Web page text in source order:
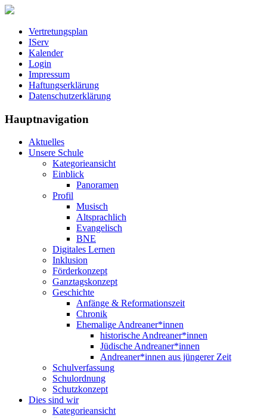
Vertretungsplan
IServ
Kalender
Login
Impressum
Haftungserklärung
Datenschutzerklärung
Hauptnavigation
Aktuelles
Unsere Schule
Kategorieansicht
Einblick
Panoramen
Profil
Musisch
Altsprachlich
Evangelisch
BNE
Digitales Lernen
Inklusion
Förderkonzept
Ganztagskonzept
Geschichte
Anfänge & Reformationszeit
Chronik
Ehemalige Andreaner*innen
historische Andreaner*innen
Jüdische Andreaner*innen
Andreaner*innen aus jüngerer Zeit
Schulverfassung
Schulordnung
Schutzkonzept
Dies sind wir
Kategorieansicht